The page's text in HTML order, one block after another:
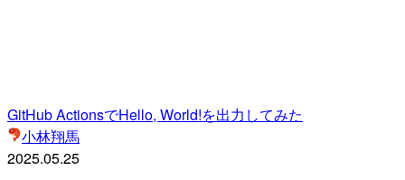
GitHub ActionsでHello, World!を出力してみた
小林翔馬
2025.05.25